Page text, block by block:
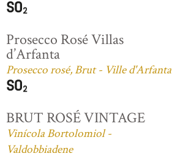
Prosecco Rosé Villas
d’Arfanta
Prosecco rosé, Brut - Ville d'Arfanta
BRUT ROSÉ VINTAGE
Vinícola Bortolomiol -
Valdobbiadene